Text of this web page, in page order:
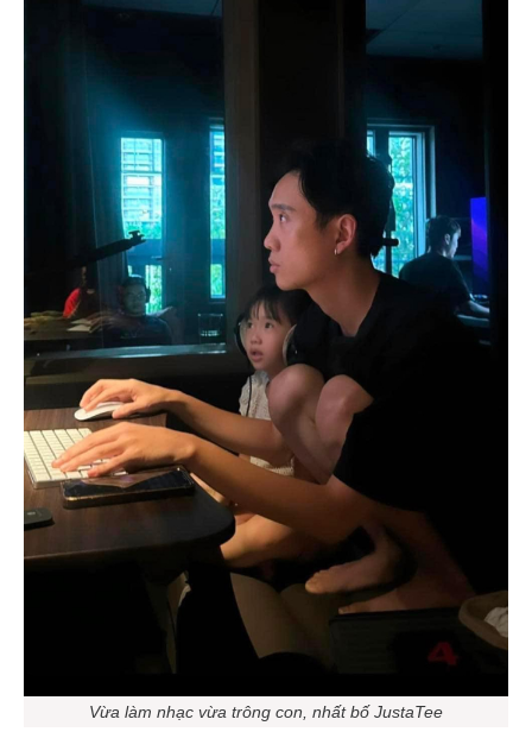
Vừa làm nhạc vừa trông con, nhất bố JustaTee